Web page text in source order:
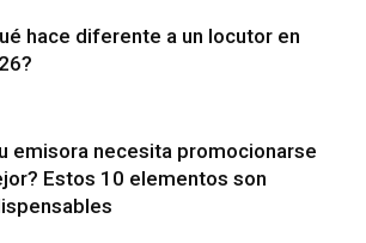
hace diferente a un locutor en
emisora necesita promocionarse
Estos 10 elementos son